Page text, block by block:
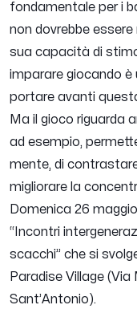
fondamentale per i
non dovrebbe
sua capacità di
imparare giocando è
portare avanti
Ma il gioco riguarda
ad esempio,
mente, di contrastare
migliorare la
Domenica 26
“Incontri
scacchi” che si
Paradise Village
Sant’Antonio).